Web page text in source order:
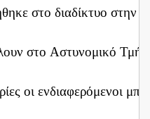
στο διαδίκτυο
στo Αστυνομικό
οι ενδιαφερόμενοι